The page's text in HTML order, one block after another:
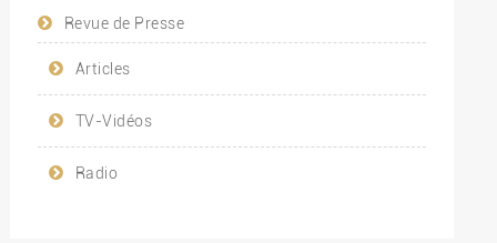
Revue de Presse
Articles
TV-Vidéos
Radio